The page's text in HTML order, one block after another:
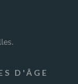
D'ÂGE